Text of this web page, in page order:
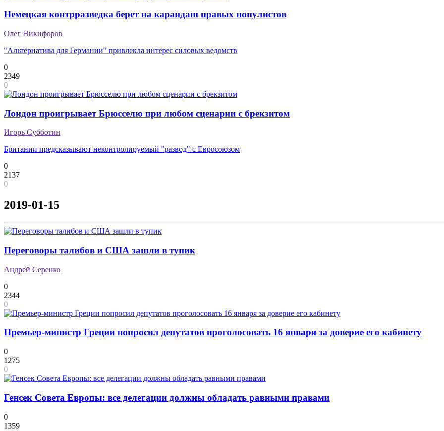
Немецкая контрразведка берет на карандаш правых популистов
Олег Никифоров
"Альтернатива для Германии" привлекла интерес силовых ведомств
0
2349
0
Лондон проигрывает Брюсселю при любом сценарии с брекзитом
Игорь Субботин
Британии предсказывают неконтролируемый "развод" с Евросоюзом
0
2137
0
2019-01-15
Переговоры талибов и США зашли в тупик
Андрей Серенко
0
2344
0
Премьер-министр Греции попросил депутатов проголосовать 16 января за доверие его кабинету
0
1275
0
Генсек Совета Европы: все делегации должны обладать равными правами
0
1359